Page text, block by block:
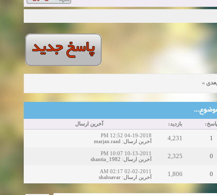
»
پاسخ: بازدید: آخرین ارسال
1
4,231
04-19-2018 12:52 PM
آخرین ارسال:
marjan.raad
0
2,325
10-13-2011 10:07 PM
آخرین ارسال:
shantia_1982
0
1,806
02-02-2011 02:17 AM
آخرین ارسال:
shahsavar